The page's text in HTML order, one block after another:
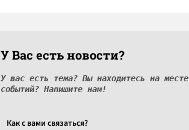
У Вас есть новости?
У вас есть тема? Вы находитесь на месте
событий? Напишите нам!
Как c вами связаться?